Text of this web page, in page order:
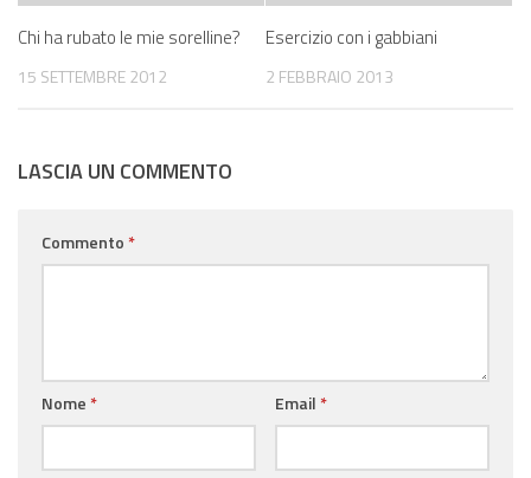
Chi ha rubato le mie sorelline?
15 SETTEMBRE 2012
Esercizio con i gabbiani
2 FEBBRAIO 2013
LASCIA UN COMMENTO
Commento *
Nome * Email *